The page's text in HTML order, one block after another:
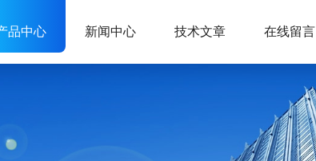
品中心 新闻中心 技术文章 在线留言